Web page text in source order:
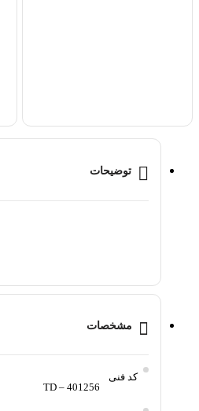
توضیحات
مشخصات
کد فنی
TD – 401256